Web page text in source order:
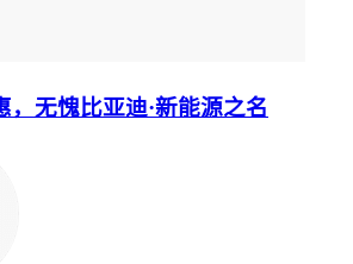
，无愧比亚迪·新能源之名